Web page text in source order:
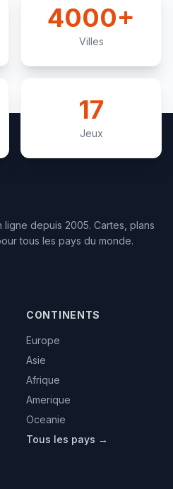
4000+
Villes
17
Jeux
depuis 2005. Cartes, plans
tous les pays du monde.
CONTINENTS
Europe
Asie
Afrique
Amerique
Oceanie
Tous les pays →